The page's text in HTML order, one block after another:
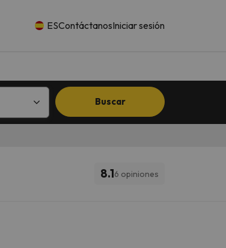
ESContáctanosIniciar sesión
Buscar
8.16 opiniones